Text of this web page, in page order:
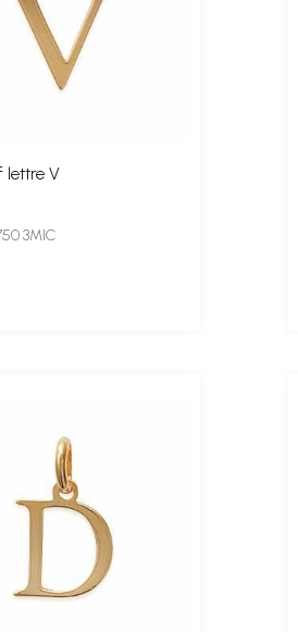
lettre V
3MIC